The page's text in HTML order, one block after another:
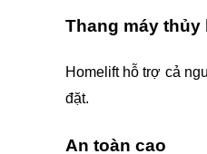
Thang máy
Homelift hỗ trợ cả
đặt.
An toàn cao